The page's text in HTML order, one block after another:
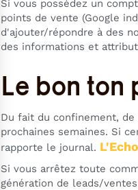
Si vous possédez un
points de vente (Google
d'ajouter/répondre à des
des informations et
Le bon ton
Du fait du confinement,
prochaines semaines. Si
rapporte le journal.
Si vous arrêtez toute
génération de leads/